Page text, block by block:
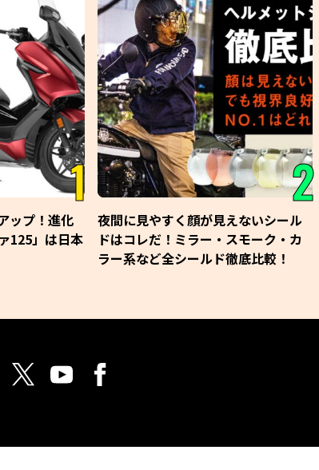
1
ップ！進化
125」は日本
2
夜間に見やすく顔が見えないシール
ドはコレだ！ミラー・スモーク・カ
ラー系など全シールド徹底比較！